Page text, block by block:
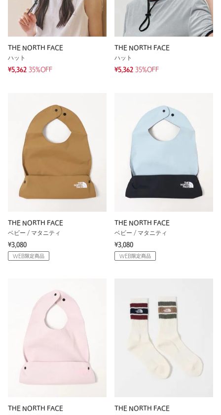
THE NORTH FACE
ハット
¥5,362 35%OFF
THE NORTH FACE
ハット
¥5,362 35%OFF
THE NORTH FACE
ベビー / マタニティ
¥3,080
WEB限定商品
THE NORTH FACE
ベビー / マタニティ
¥3,080
WEB限定商品
THE NORTH FACE
THE NORTH FACE